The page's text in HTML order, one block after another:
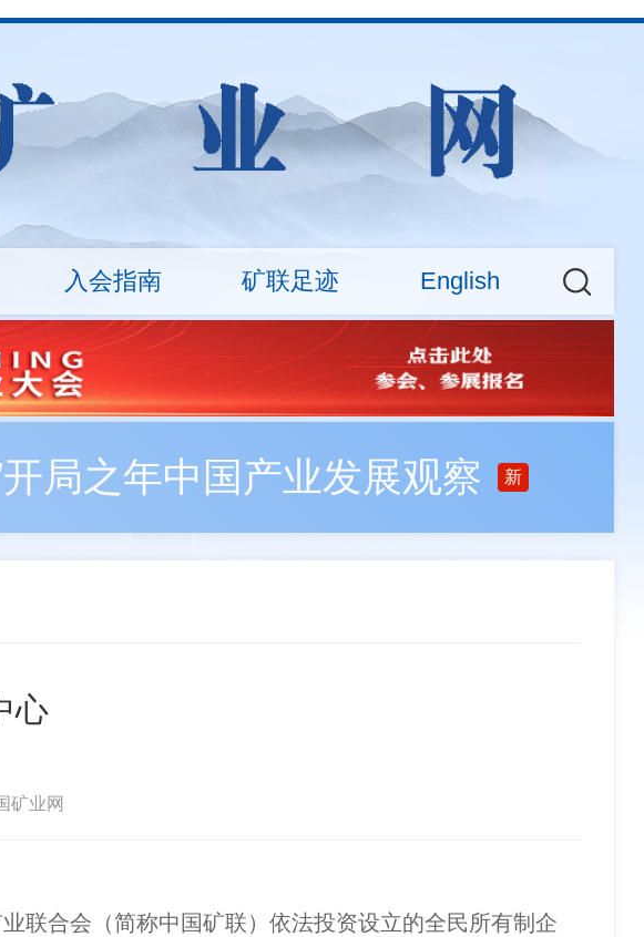
入会指南 矿联足迹 English
介 协会章程 组织机构 分支机构 联系我们
技能竞赛 矿业权交易专场活动
程 会员权益 会费标准
CMA News About
局之年中国产业发展观察 新
心
矿业网
合会（简称中国矿联）依法投资设立的全民所有制企